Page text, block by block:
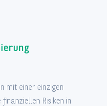
mit einer einzigen
Risiken in